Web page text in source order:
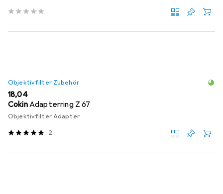
Objektivfilter Zubehör
EUR
18,04
CokinAdapterring Z 67
Objektivfilter Adapter
2